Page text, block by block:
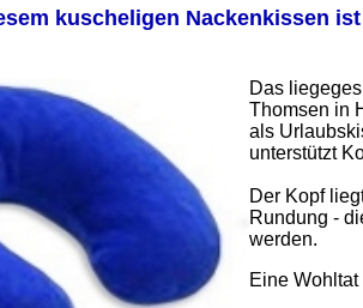
kuscheligen Nackenkissen
Das
Thomsen in
als
unterstützt
Der Kopf
Rundung -
werden.
Eine